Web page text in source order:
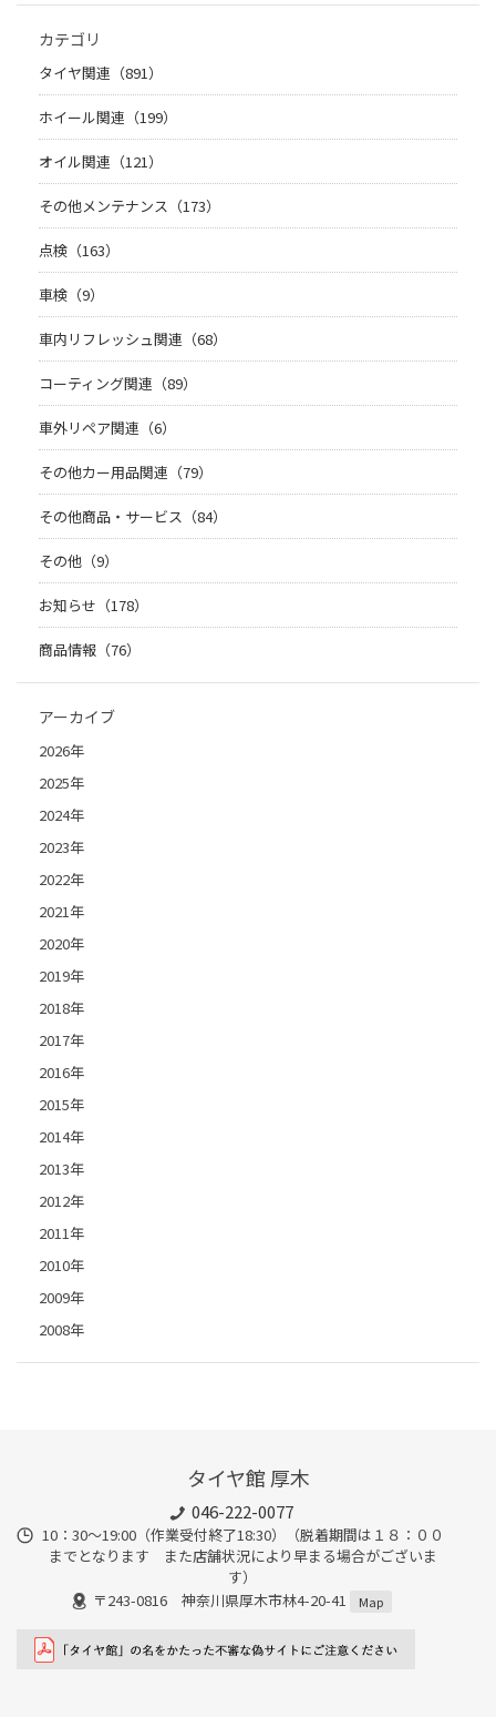
カテゴリ
タイヤ関連（891）
ホイール関連（199）
オイル関連（121）
その他メンテナンス（173）
点検（163）
車検（9）
車内リフレッシュ関連（68）
コーティング関連（89）
車外リペア関連（6）
その他カー用品関連（79）
その他商品・サービス（84）
その他（9）
お知らせ（178）
商品情報（76）
アーカイブ
2026年
2025年
2024年
2023年
2022年
2021年
2020年
2019年
2018年
2017年
2016年
2015年
2014年
2013年
2012年
2011年
2010年
2009年
2008年
タイヤ館 厚木
046-222-0077
10：30～19:00（作業受付終了18:30）（脱着期間は１８：００
までとなります また店舗状況により早まる場合がございま
す）
〒243-0816 神奈川県厚木市林4-20-41
Map